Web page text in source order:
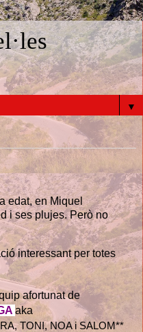
▼
edat, en Miquel
i ses plujes. Però no
interessant per totes
afortunat de
aka
TONI, NOA i SALOM**